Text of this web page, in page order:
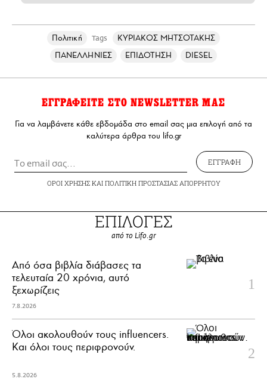
Πολιτική Tags
ΚΥΡΙΑΚΟΣ ΜΗΤΣΟΤΑΚΗΣ
ΠΑΝΕΛΛΗΝΙΕΣ
ΕΠΙΔΟΤΗΣΗ DIESEL
ΕΓΓΡΑΦΕΙΤΕ ΣΤΟ NEWSLETTER ΜΑΣ
Για να λαμβάνετε κάθε εβδομάδα στο email σας μια επιλογή από τα
καλύτερα άρθρα του lifo.gr
ΕΓΓΡΑΦΗ
ΟΡΟΙ ΧΡΗΣΗΣΚΑΙ ΠΟΛΙΤΙΚΗ ΠΡΟΣΤΑΣΙΑΣ ΑΠΟΡΡΗΤΟΥ
ΕΠΙΛΟΓΕΣ
από το Lifo.gr
Από όσα βιβλία διάβασες τα
τελευταία 20 χρόνια, αυτό
ξεχωρίζεις
7.8.2026
Όλοι ακολουθούν τους influencers.
Και όλοι τους περιφρονούν.
5.8.2026